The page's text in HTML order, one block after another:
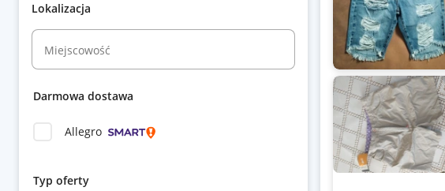
Lokalizacja
Miejscowość
Darmowa dostawa
Allegro
Typ oferty